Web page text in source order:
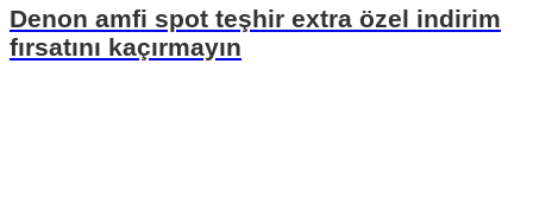
Denon amfi spot teşhir extra özel indirim
fırsatını kaçırmayın